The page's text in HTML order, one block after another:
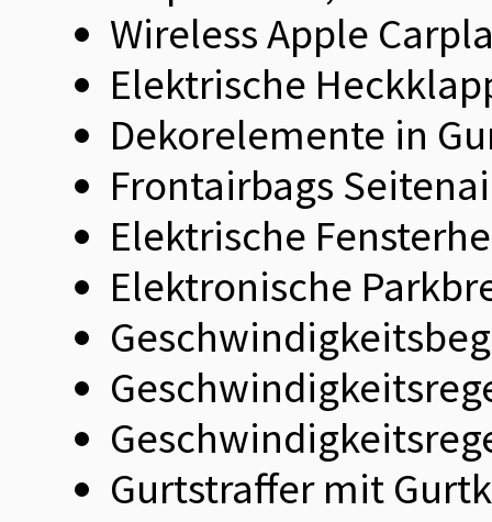
Wireless Apple
Elektrische
Dekorelemente in
Frontairbags
Elektrische
Elektronische
Gurtstraffer mit